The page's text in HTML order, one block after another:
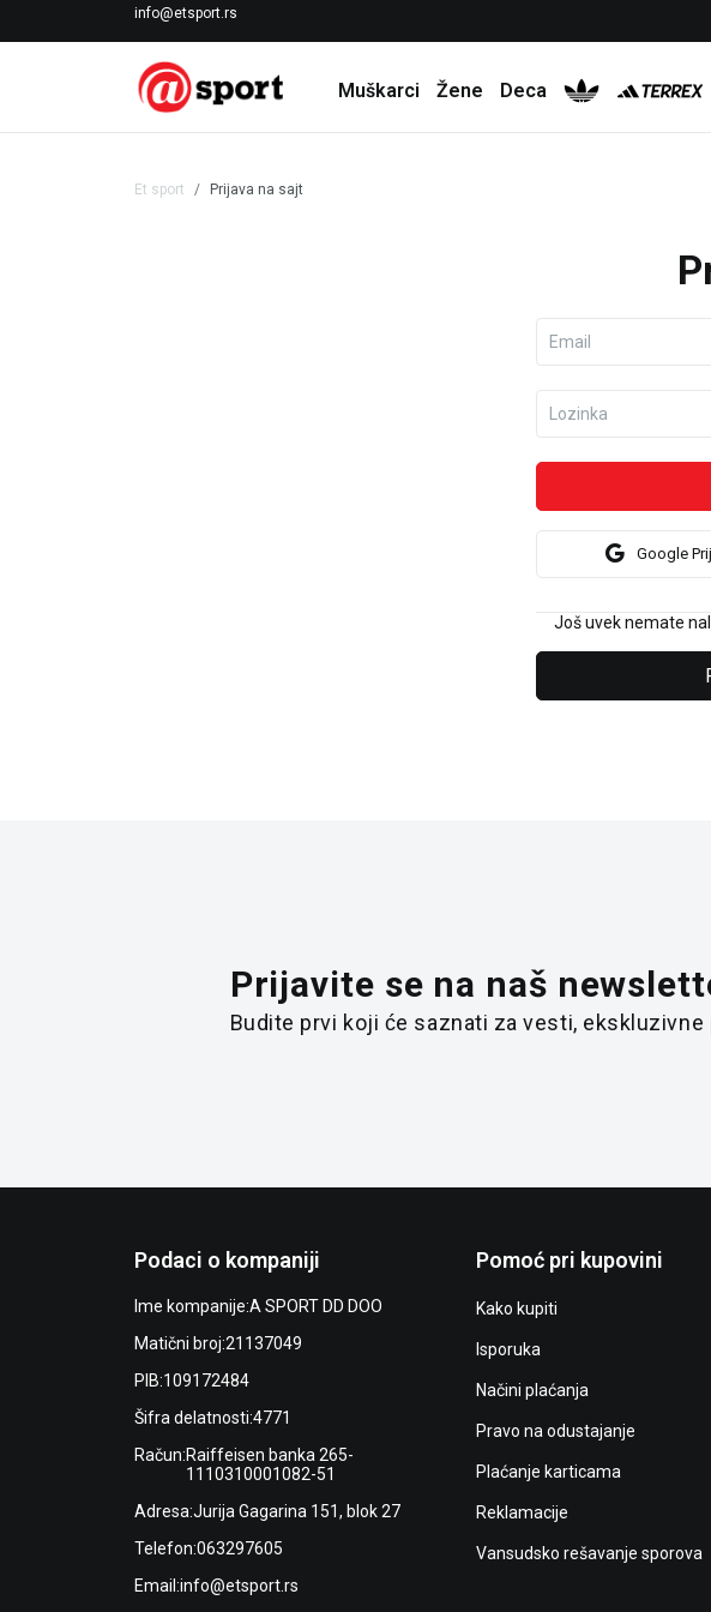
info@etsport.rs
LICENCIRANI CLEARANCE PARTNER ADIDAS
Muškarci Žene Deca
Et sport Prijava na sajt
Email
Lozinka
Google
Još uvek nemate
Prijavite se na naš
Budite prvi koji će saznati za vesti, ekskluzivne
Podaci o kompaniji
Ime kompanije:A SPORT DD DOO
Matični broj:21137049
PIB:109172484
Šifra delatnosti:4771
Račun:Raiffeisen banka 265-
1110310001082-51
Adresa:Jurija Gagarina 151, blok 27
Telefon:063297605
Email:info@etsport.rs
Pomoć pri kupovini
Kako kupiti
Isporuka
Načini plaćanja
Pravo na odustajanje
Plaćanje karticama
Reklamacije
Vansudsko rešavanje sporova